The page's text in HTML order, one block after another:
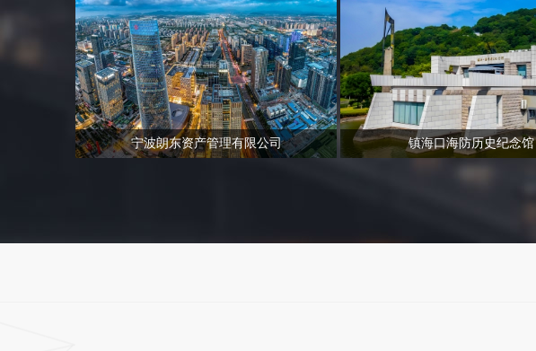
宁波朗东资产管理有限公司 镇海口海防历史纪念馆